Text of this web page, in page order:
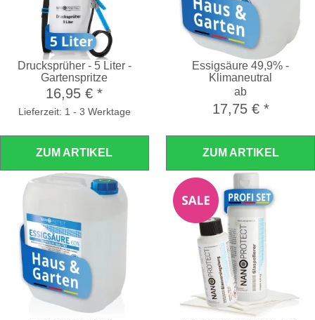
Drucksprüher - 5 Liter -
Gartenspritze
16,95 €*
Lieferzeit: 1 - 3 Werktage
ZUM ARTIKEL
Essigsäure 49,9% -
Klimaneutral
ab
17,75 € *
ZUM ARTIKEL